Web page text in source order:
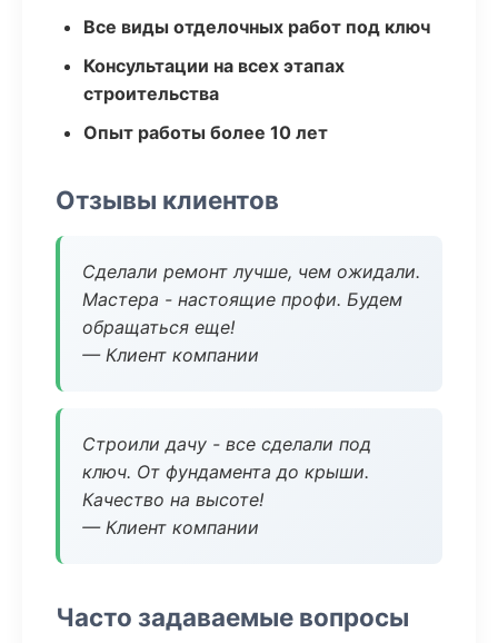
Все виды отделочных работ под ключ
Консультации на всех этапах
строительства
Опыт работы более 10 лет
Отзывы клиентов
Сделали ремонт лучше, чем ожидали.
Мастера - настоящие профи. Будем
обращаться еще!
— Клиент компании
Строили дачу - все сделали под
ключ. От фундамента до крыши.
Качество на высоте!
— Клиент компании
Часто задаваемые вопросы